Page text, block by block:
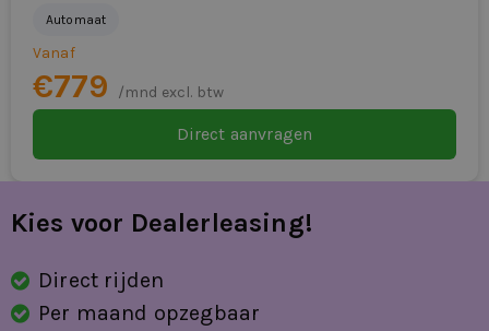
verkeersbord detectie
vermoeidheids herkenning
voorstoelen in hoogte verstelbaar
zij airbag(s) voor
Automaat
Vanaf
€779 /mnd excl. btw
Direct aanvragen
Kies voor Dealerleasing!
Direct rijden
Per maand opzegbaar